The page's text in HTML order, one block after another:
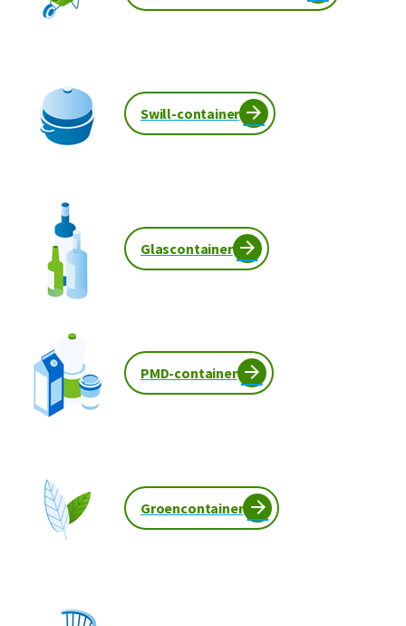
Swill-container
Glascontainer
PMD-container
Groencontainer